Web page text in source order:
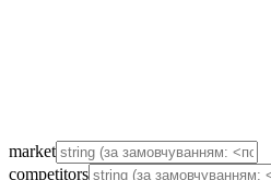
market
competitors